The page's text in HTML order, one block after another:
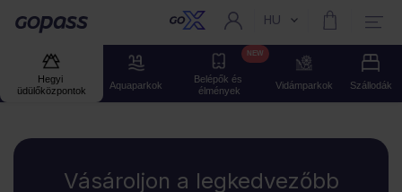
Gopass Aktuális nyelv:
HU
Hegyi
üdülőközpontok
Aquaparkok
Belépők és
élmények
NEW
Vidámparkok Szállodák
Vásároljon a legkedvezőbb